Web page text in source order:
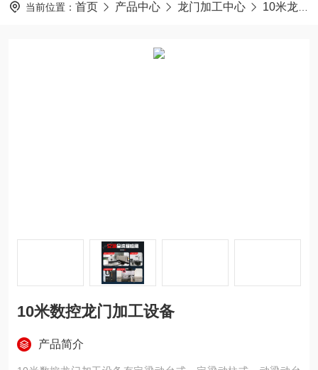
当前位置： 首页 产品中心 龙门加工中心 10米龙门加工中心
10米数控龙门加工设备
产品简介